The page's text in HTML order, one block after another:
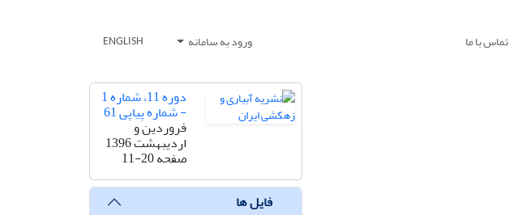
تماس با ما ورود به سامانه ENGLISH
دوره 11، شماره 1
- شماره پیاپی 61
فروردین و
اردیبهشت 1396
صفحه11-20
فایل ها